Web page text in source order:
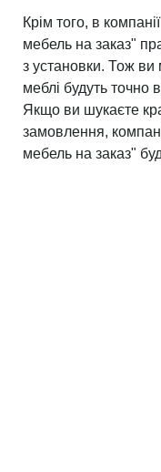
Крім того, в
мебель на заказ"
з установки. Тож
меблі будуть точно
Якщо ви шукаєте
замовлення,
мебель на заказ"